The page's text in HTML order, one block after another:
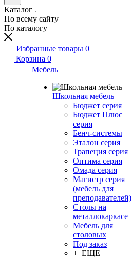
Каталог
По всему сайту
По каталогу
Избранные товары 0
Корзина 0
Мебель
Школьная мебель
Бюджет серия
Бюджет Плюс
серия
Бенч-системы
Эталон серия
Трапеция серия
Оптима серия
Омада серия
Магистр серия
(мебель для
преподавателей)
Столы на
металлокаркасе
Мебель для
столовых
Под заказ
+ ЕЩЕ